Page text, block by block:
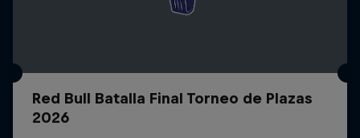
Red Bull Batalla Final Torneo de Plazas
2026